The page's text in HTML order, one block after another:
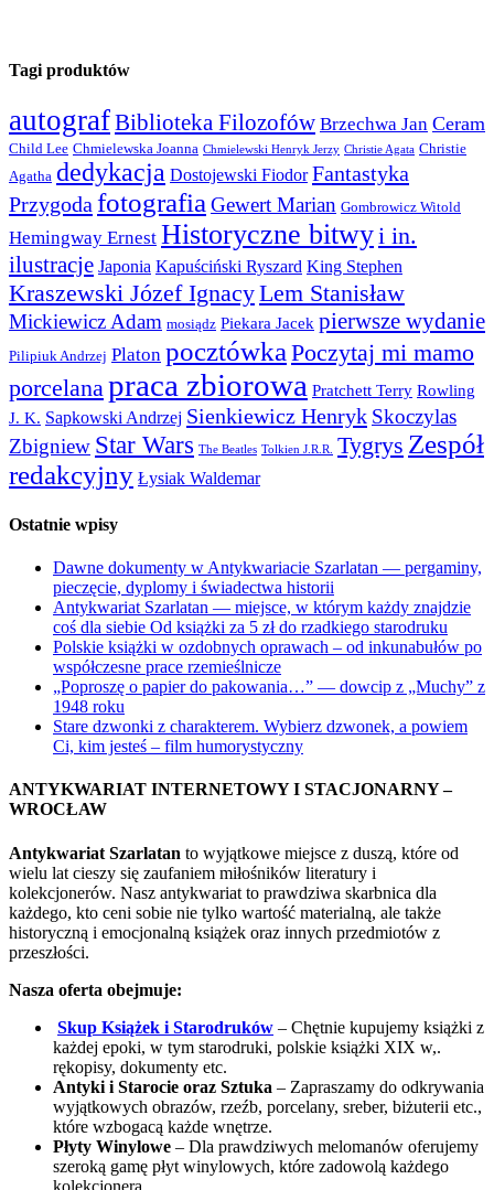
Tagi produktów
autografBiblioteka Filozofów Brzechwa Jan Ceram
Child Lee Chmielewska Joanna Chmielewski Henryk Jerzy Christie Agata Christie
Agatha dedykacja Dostojewski Fiodor Fantastyka
Przygodafotografia Gewert Marian Gombrowicz Witold
Hemingway Ernest Historyczne bitwyi in.
ilustracje Japonia Kapuściński Ryszard King Stephen
Kraszewski Józef IgnacyLem Stanisław
Mickiewicz Adam mosiądz Piekara Jacek pierwsze wydanie
Pilipiuk Andrzej Platon pocztówka Poczytaj mi mamo
porcelanapraca zbiorowa Pratchett Terry Rowling
J. K. Sapkowski Andrzej Sienkiewicz Henryk Skoczylas
Zbigniew Star Wars The Beatles Tolkien J.R.R. Tygrys Zespół
redakcyjny Łysiak Waldemar
Ostatnie wpisy
Dawne dokumenty w Antykwariacie Szarlatan — pergaminy,
pieczęcie, dyplomy i świadectwa historii
Antykwariat Szarlatan — miejsce, w którym każdy znajdzie
coś dla siebie Od książki za 5 zł do rzadkiego starodruku
Polskie książki w ozdobnych oprawach – od inkunabułów po
współczesne prace rzemieślnicze
„Poproszę o papier do pakowania…” — dowcip z „Muchy” z
1948 roku
Stare dzwonki z charakterem. Wybierz dzwonek, a powiem
Ci, kim jesteś – film humorystyczny
ANTYKWARIAT INTERNETOWY I STACJONARNY –
WROCŁAW
Antykwariat Szarlatan to wyjątkowe miejsce z duszą, które od
wielu lat cieszy się zaufaniem miłośników literatury i
kolekcjonerów. Nasz antykwariat to prawdziwa skarbnica dla
każdego, kto ceni sobie nie tylko wartość materialną, ale także
historyczną i emocjonalną książek oraz innych przedmiotów z
przeszłości.
Nasza oferta obejmuje:
Skup Książek i Starodruków – Chętnie kupujemy książki z
każdej epoki, w tym starodruki, polskie książki XIX w,.
rękopisy, dokumenty etc.
Antyki i Starocie oraz Sztuka – Zapraszamy do odkrywania
wyjątkowych obrazów, rzeźb, porcelany, sreber, biżuterii etc.,
które wzbogacą każde wnętrze.
Płyty Winylowe – Dla prawdziwych melomanów oferujemy
szeroką gamę płyt winylowych, które zadowolą każdego
kolekcjonera.